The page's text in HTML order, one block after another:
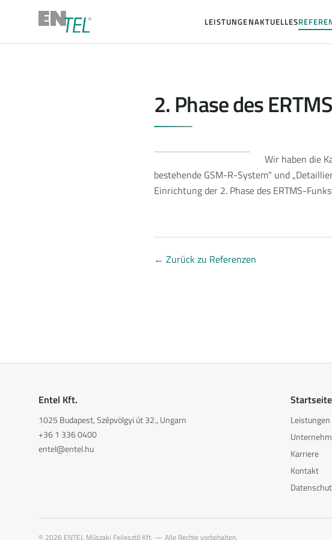
LEISTUNGENAKTUELLES
2. Phase des
Wir haben die
bestehende GSM-R-System" und
Einrichtung der 2. Phase des ERTMS-
← Zurück zu Referenzen
Entel Kft.
1025 Budapest, Szépvölgyi út 32., Ungarn
+36 1 336 0400
entel@entel.hu
Startseite
Leistungen
Karriere
Kontakt
© 2026 ENTEL Műszaki Fejlesztő Kft. — Alle Rechte vorbehalten.